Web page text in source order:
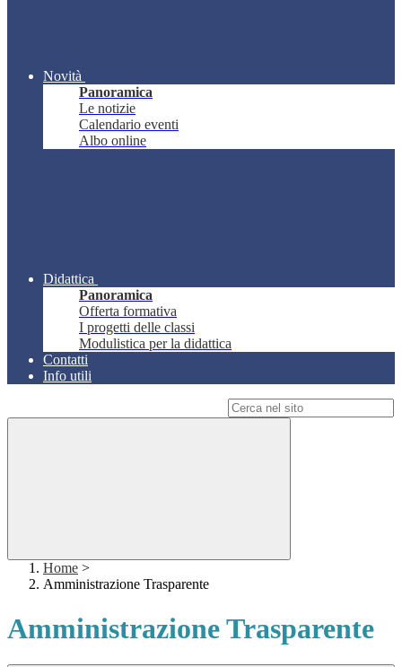
Novità
Panoramica
Le notizie
Calendario eventi
Albo online
Didattica
Panoramica
Offerta formativa
I progetti delle classi
Modulistica per la didattica
Contatti
Info utili
Home >
Amministrazione Trasparente
Amministrazione Trasparente